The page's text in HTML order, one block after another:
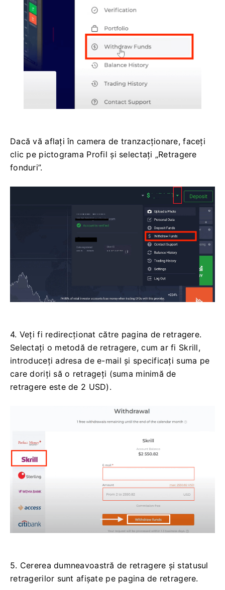
Dacă vă aflați în camera de tranzacționare, faceți
clic pe pictograma Profil și selectați „Retragere
fonduri”.
4. Veți fi redirecționat către pagina de retragere.
Selectați o metodă de retragere, cum ar fi Skrill,
introduceți adresa de e-mail și specificați suma pe
care doriți să o retrageți (suma minimă de
retragere este de 2 USD).
5. Cererea dumneavoastră de retragere și statusul
retragerilor sunt afișate pe pagina de retragere.